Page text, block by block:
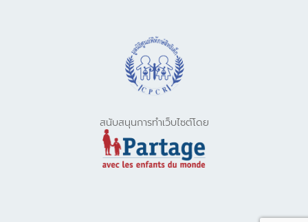
สนับสนุนการทำเว็บไซต์โดย